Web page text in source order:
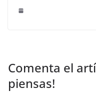
Comenta el
piensas!